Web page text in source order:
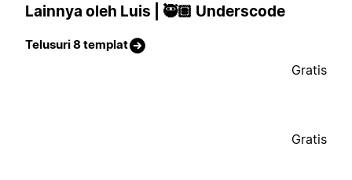
Lainnya oleh Luis | 🥷🏽 Underscode
Telusuri 8 templat
Gratis
Gratis